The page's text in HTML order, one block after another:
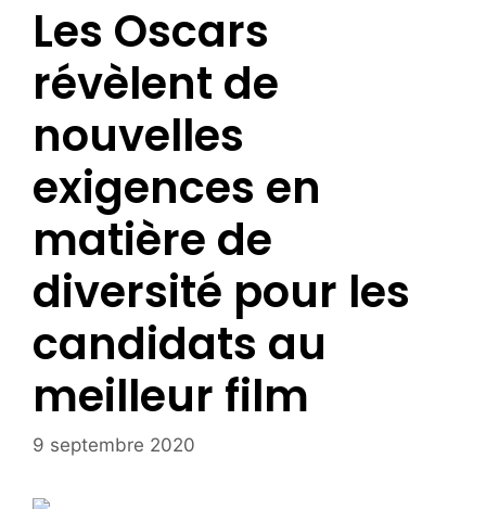
Les Oscars
révèlent de
nouvelles
exigences en
matière de
diversité pour les
candidats au
meilleur film
9 septembre 2020